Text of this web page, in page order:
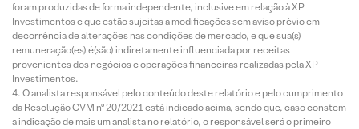
foram produzidas de forma independente, inclusive em relação à XP
Investimentos e que estão sujeitas a modificações sem aviso prévio em
decorrência de alterações nas condições de mercado, e que sua(s)
remuneração(es) é(são) indiretamente influenciada por receitas
provenientes dos negócios e operações financeiras realizadas pela XP
Investimentos.
O analista responsável pelo conteúdo deste relatório e pelo cumprimento
da Resolução CVM nº 20/2021 está indicado acima, sendo que, caso constem
a indicação de mais um analista no relatório, o responsável será o primeiro